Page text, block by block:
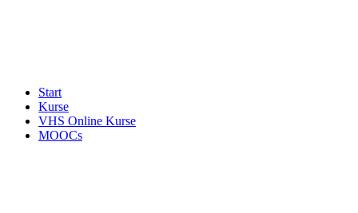
Start
Kurse
VHS Online Kurse
MOOCs